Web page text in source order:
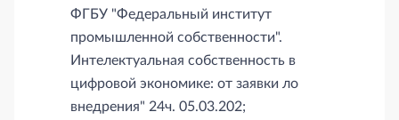
ФГБУ "Федеральный институт
промышленной собственности".
Интелектуальная собственность в
цифровой экономике: от заявки ло
внедрения" 24ч. 05.03.202;